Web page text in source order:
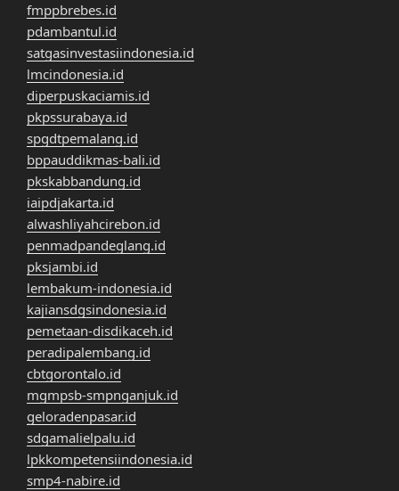
fmppbrebes.id
pdambantul.id
satgasinvestasiindonesia.id
lmcindonesia.id
diperpuskaciamis.id
pkpssurabaya.id
spgdtpemalang.id
bppauddikmas-bali.id
pkskabbandung.id
iaipdjakarta.id
alwashliyahcirebon.id
penmadpandeglang.id
pksjambi.id
lembakum-indonesia.id
kajiansdgsindonesia.id
pemetaan-disdikaceh.id
peradipalembang.id
cbtgorontalo.id
mgmpsb-smpnganjuk.id
geloradenpasar.id
sdgamalielpalu.id
lpkkompetensiindonesia.id
smp4-nabire.id